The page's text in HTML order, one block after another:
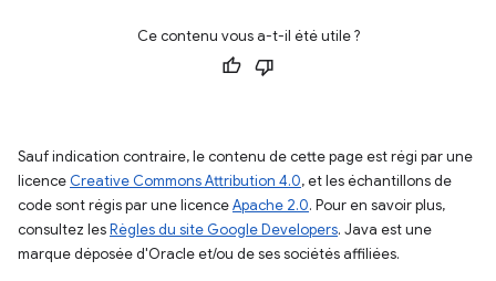
Ce contenu vous a-t-il été utile ?
Sauf indication contraire, le contenu de cette page est régi par une
licence Creative Commons Attribution 4.0, et les échantillons de
code sont régis par une licenceApache 2.0. Pour en savoir plus,
consultez lesRègles du site Google Developers. Java est une
marque déposée d'Oracle et/ou de ses sociétés affiliées.